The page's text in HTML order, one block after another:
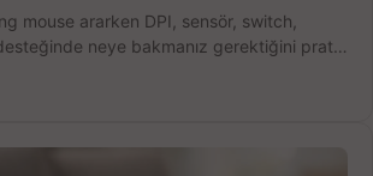
mouse ararken DPI, sensör, switch,
desteğinde neye bakmanız gerektiğini pratik